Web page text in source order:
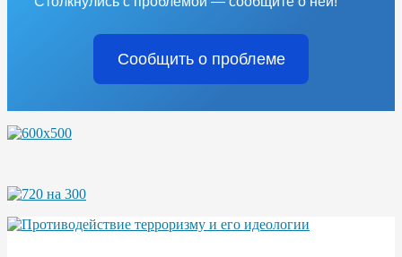
Сообщить о проблеме